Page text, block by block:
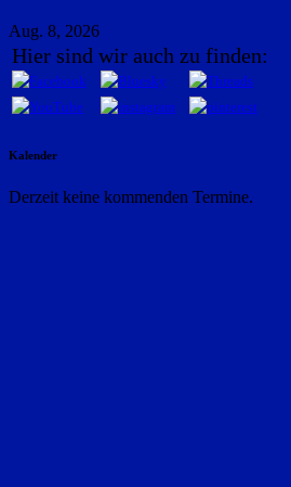
Aug. 8, 2026
Hier sind wir auch zu finden:
Kalender
Derzeit keine kommenden Termine.